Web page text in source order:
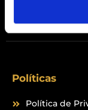
Políticas
Política de